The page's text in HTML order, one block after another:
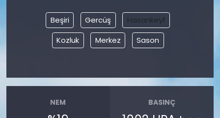
Beşiri Gercüş
Hasankeyf
Kozluk
Merkez Sason
NEM BASINÇ